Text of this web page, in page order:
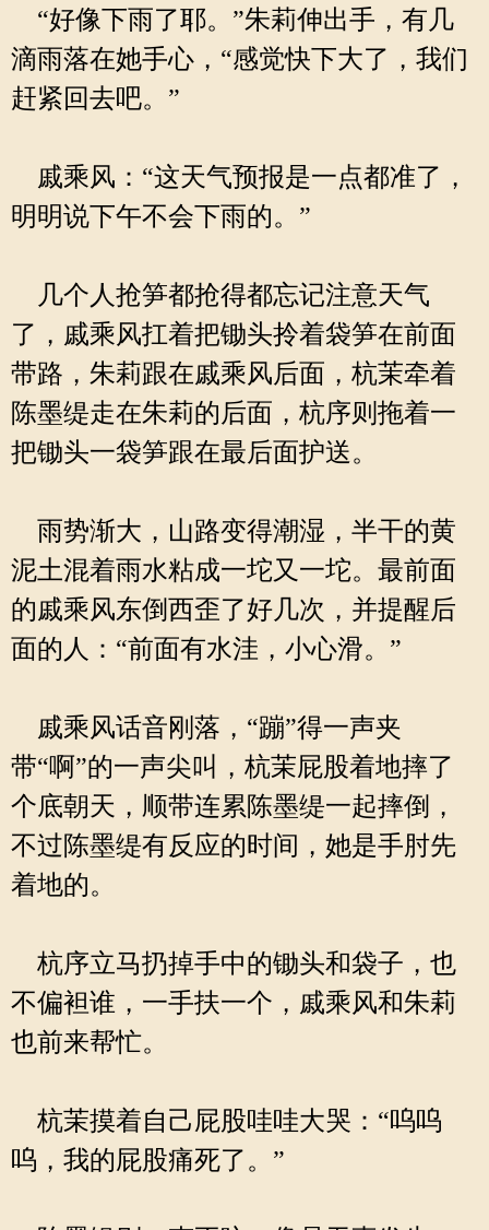
“好像下雨了耶。”朱莉伸出手，有几
滴雨落在她手心，“感觉快下大了，我们
赶紧回去吧。”
戚乘风：“这天气预报是一点都准了，
明明说下午不会下雨的。”
几个人抢笋都抢得都忘记注意天气
了，戚乘风扛着把锄头拎着袋笋在前面
带路，朱莉跟在戚乘风后面，杭茉牵着
陈墨缇走在朱莉的后面，杭序则拖着一
把锄头一袋笋跟在最后面护送。
雨势渐大，山路变得潮湿，半干的黄
泥土混着雨水粘成一坨又一坨。最前面
的戚乘风东倒西歪了好几次，并提醒后
面的人：“前面有水洼，小心滑。”
戚乘风话音刚落，“蹦”得一声夹
带“啊”的一声尖叫，杭茉屁股着地摔了
个底朝天，顺带连累陈墨缇一起摔倒，
不过陈墨缇有反应的时间，她是手肘先
着地的。
杭序立马扔掉手中的锄头和袋子，也
不偏袒谁，一手扶一个，戚乘风和朱莉
也前来帮忙。
杭茉摸着自己屁股哇哇大哭：“呜呜
呜，我的屁股痛死了。”